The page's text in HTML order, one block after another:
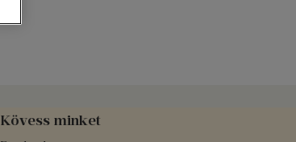
Kövess minket